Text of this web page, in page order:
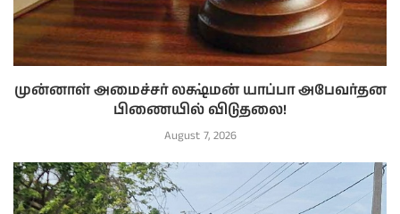
முன்னாள் அமைச்சர் லக்ஷ்மன் யாப்பா அபேவர்தன
பிணையில் விடுதலை!
August 7, 2026